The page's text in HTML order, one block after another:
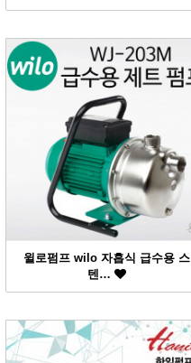
윌로펌프 wilo 자흡식 급수용 스
텐…